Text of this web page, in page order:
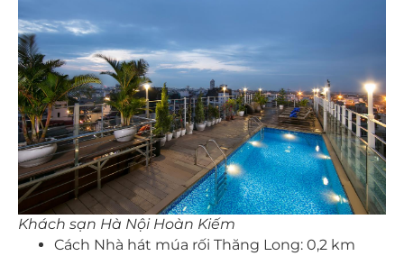
Khách sạn Hà Nội Hoàn Kiếm
Cách Nhà hát múa rối Thăng Long: 0,2 km